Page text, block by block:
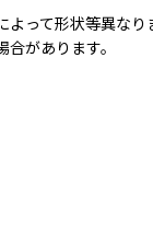
って形状等異なり
があります。